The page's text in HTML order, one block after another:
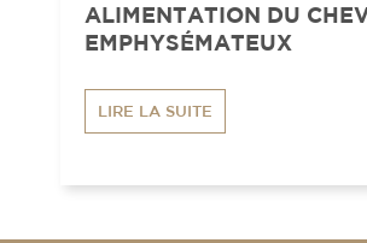
ALIMENTATION DU
EMPHYSÉMATEUX
LIRE LA SUITE